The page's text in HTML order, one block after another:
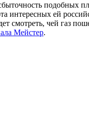
подобных
интересных ей
смотреть, чей газ
Мейстер.